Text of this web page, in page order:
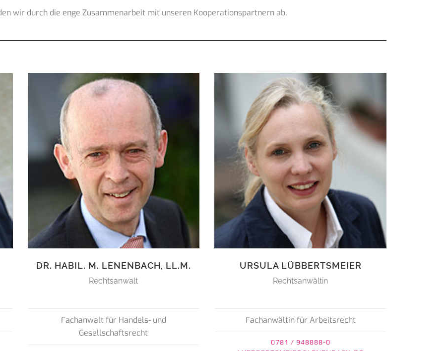
wir durch die enge Zusammenarbeit mit unseren Kooperationspartnern ab.
DR. HABIL. M. LENENBACH, LL.M.
Rechtsanwalt
Fachanwalt für Handels- und
Gesellschaftsrecht
URSULA LÜBBERTSMEIER
Rechtsanwältin
Fachanwältin für Arbeitsrecht
0781 / 948888-0